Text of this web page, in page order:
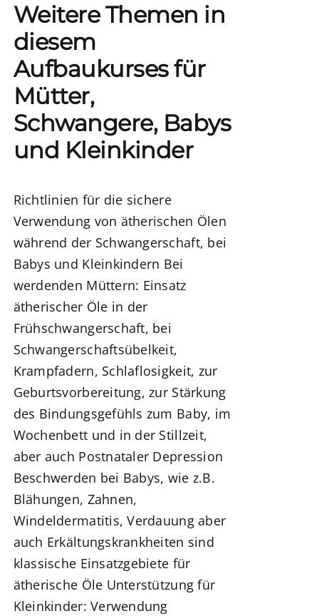
Weitere Themen in
diesem
Aufbaukurses für
Mütter,
Schwangere, Babys
und Kleinkinder
Richtlinien für die sichere
Verwendung von ätherischen Ölen
während der Schwangerschaft, bei
Babys und Kleinkindern Bei
werdenden Müttern: Einsatz
ätherischer Öle in der
Frühschwangerschaft, bei
Schwangerschaftsübelkeit,
Krampfadern, Schlaflosigkeit, zur
Geburtsvorbereitung, zur Stärkung
des Bindungsgefühls zum Baby, im
Wochenbett und in der Stillzeit,
aber auch Postnataler Depression
Beschwerden bei Babys, wie z.B.
Blähungen, Zahnen,
Windeldermatitis, Verdauung aber
auch Erkältungskrankheiten sind
klassische Einsatzgebiete für
ätherische Öle Unterstützung für
Kleinkinder: Verwendung